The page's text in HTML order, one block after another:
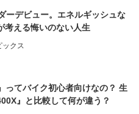
ーデビュー。エネルギッシュな
考える悔いのない人生
ックス
ってバイク初心者向けなの？ 生
』と比較して何が違う？